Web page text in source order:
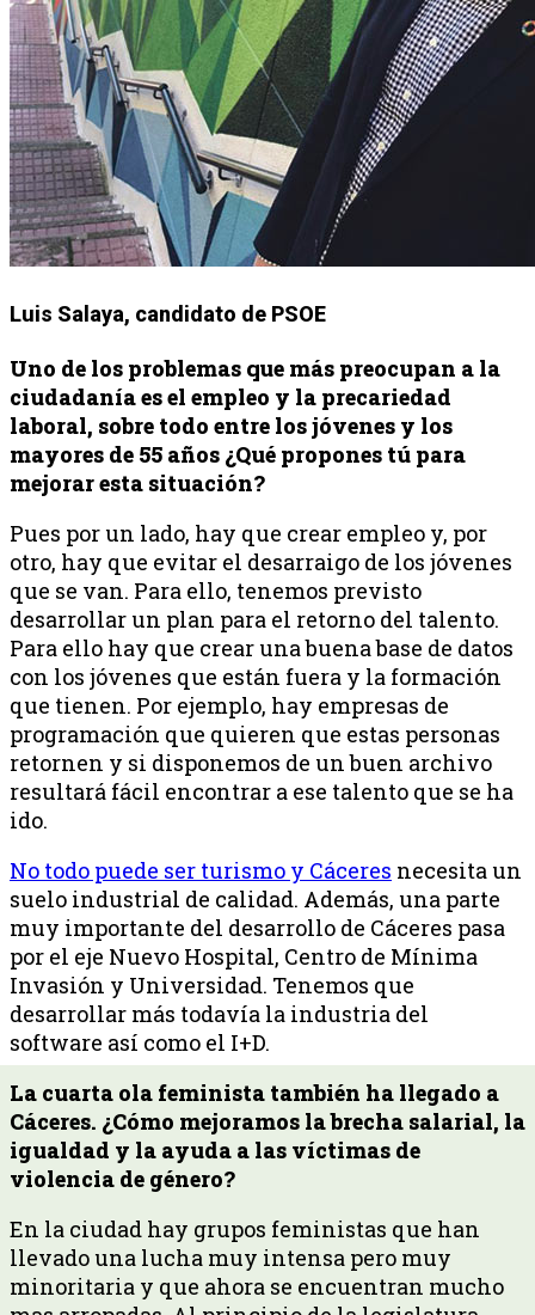
Luis Salaya, candidato de PSOE
Uno de los problemas que más preocupan a la
ciudadanía es el empleo y la precariedad
laboral, sobre todo entre los jóvenes y los
mayores de 55 años ¿Qué propones tú para
mejorar esta situación?
Pues por un lado, hay que crear empleo y, por
otro, hay que evitar el desarraigo de los jóvenes
que se van. Para ello, tenemos previsto
desarrollar un plan para el retorno del talento.
Para ello hay que crear una buena base de datos
con los jóvenes que están fuera y la formación
que tienen. Por ejemplo, hay empresas de
programación que quieren que estas personas
retornen y si disponemos de un buen archivo
resultará fácil encontrar a ese talento que se ha
ido.
No todo puede ser turismo y Cáceres necesita un
suelo industrial de calidad. Además, una parte
muy importante del desarrollo de Cáceres pasa
por el eje Nuevo Hospital, Centro de Mínima
Invasión y Universidad. Tenemos que
desarrollar más todavía la industria del
software así como el I+D.
La cuarta ola feminista también ha llegado a
Cáceres. ¿Cómo mejoramos la brecha salarial, la
igualdad y la ayuda a las víctimas de
violencia de género?
En la ciudad hay grupos feministas que han
llevado una lucha muy intensa pero muy
minoritaria y que ahora se encuentran mucho